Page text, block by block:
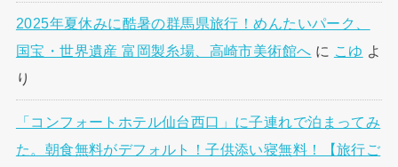
2025年夏休みに酷暑の群馬県旅行！めんたいパーク、
国宝・世界遺産 富岡製糸場、高崎市美術館へ に こゆ よ
り
「コンフォートホテル仙台西口」に子連れで泊まってみ
た。朝食無料がデフォルト！子供添い寝無料！【旅行ご